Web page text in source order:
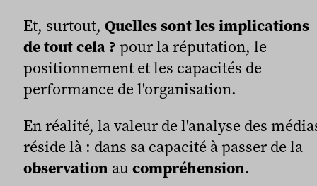
Et, surtout, Quelles sont les implications
de tout cela ? pour la réputation, le
positionnement et les capacités de
performance de l'organisation.
En réalité, la valeur de l'analyse des
réside là : dans sa capacité à passer de la
observation au compréhension.